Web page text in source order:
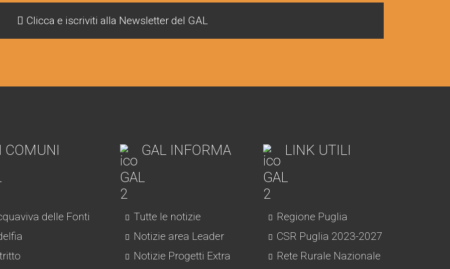
Clicca e iscriviti alla Newsletter del GAL
COMUNI
delle Fonti
GAL INFORMA
Tutte le notizie
Notizie area Leader
Notizie Progetti Extra
LINK UTILI
Regione Puglia
CSR Puglia 2023-2027
Rete Rurale Nazionale